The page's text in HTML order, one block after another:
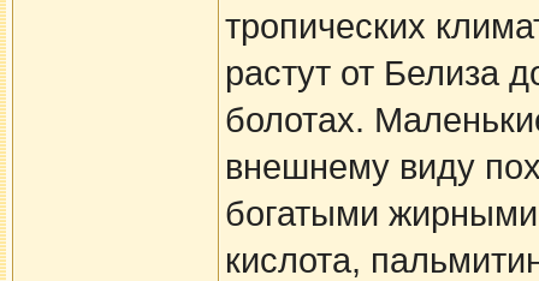
тропических
растут от Белиза
болотах.
внешнему виду
богатыми жирными
кислота,